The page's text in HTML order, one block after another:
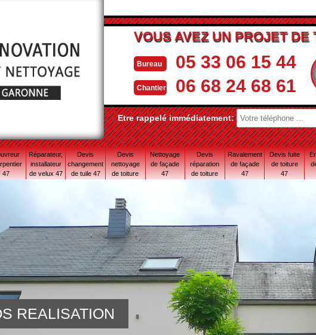
VOUS AVEZ UN PROJET DE
Bureau 05 33 06 15 44
Chantier 06 68 24 68 61
Etre rappelé immédiatement:
47
Réparateur,
installateur
de velux 47
Devis
changement
de tuile 47
Devis
nettoyage
de toiture
Nettoyage
de façade
47
Devis
réparation
de toiture
Ravalement
de façade
47
Devis fuite
de toiture
47
REALISATION